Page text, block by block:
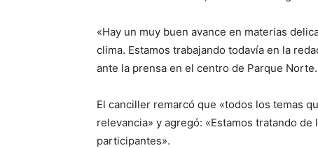
«Hay un muy buen avance en materias
clima. Estamos trabajando todavía en la
ante la prensa en el centro de Parque Norte.
El canciller remarcó que «todos los temas
relevancia» y agregó: «Estamos tratando
participantes».